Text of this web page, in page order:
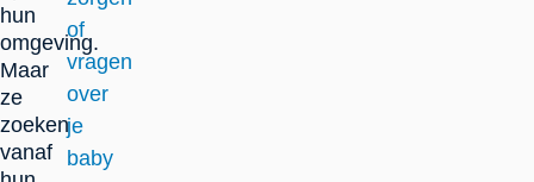
hun
omgeving.
Maar
ze
zoeken
vanaf
of
vragen
over
je
baby